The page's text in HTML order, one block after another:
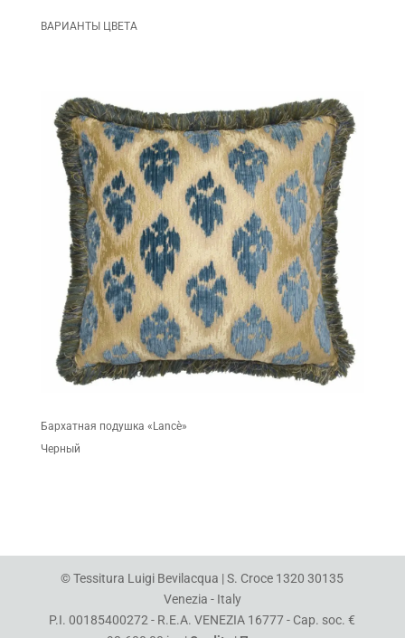
ВАРИАНТЫ ЦВЕТА
Бархатная подушка «Lancè»
Черный
© Tessitura Luigi Bevilacqua | S. Croce 1320 30135
Venezia - Italy
P.I. 00185400272 - R.E.A. VENEZIA 16777 - Cap. soc. €